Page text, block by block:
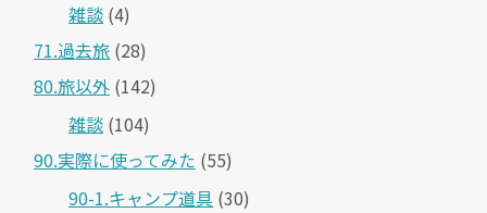
雑談 (4)
71.過去旅 (28)
80.旅以外 (142)
雑談 (104)
90.実際に使ってみた (55)
90-1.キャンプ道具 (30)